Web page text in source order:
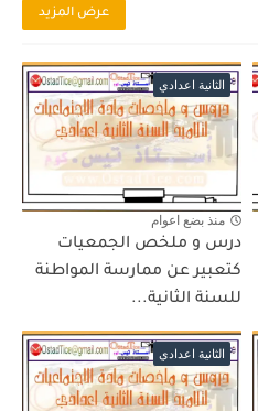
عرض المزيد
الثانية اعدادي
منذ بضع اعوام
درس و ملخص الجمعيات
كتعبير عن ممارسة المواطنة
للسنة الثانية...
الثانية اعدادي